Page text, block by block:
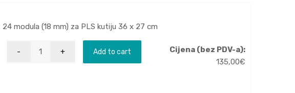
modula (18 mm) za PLS kutiju 36 x 27 cm
Add to cart
Cijena (bez PDV-a):
135,00€